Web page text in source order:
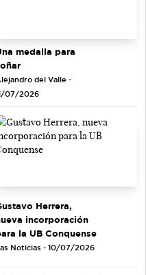
medalla para
del Valle -
07/2026
Herrera,
incorporación
la UB Conquense
Noticias - 10/07/2026